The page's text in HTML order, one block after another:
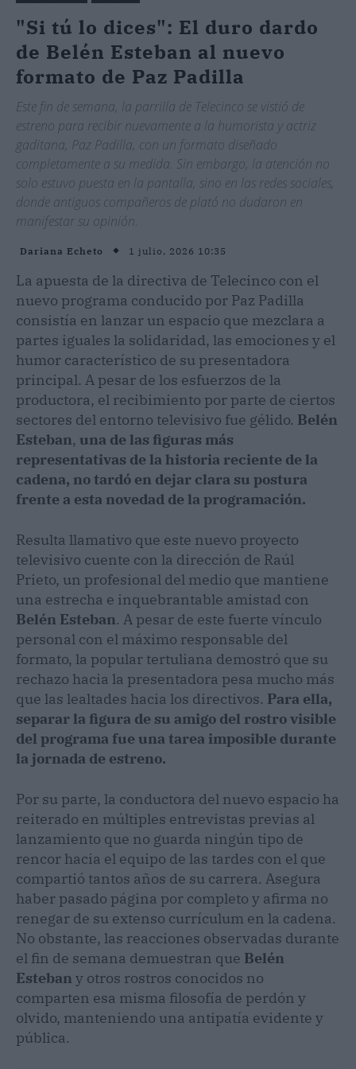
"Si tú lo dices": El duro dardo
de Belén Esteban al nuevo
formato de Paz Padilla
Este fin de semana, la parrilla de Telecinco se vistió de
estreno para recibir nuevamente a la humorista y actriz
gaditana, Paz Padilla, con un formato diseñado
completamente a su medida. Sin embargo, la atención no
solo estuvo puesta en la pantalla, sino en las redes sociales,
donde antiguos compañeros de plató no dudaron en
manifestar su opinión.
Dariana Echeto 1 julio, 2026 10:35
La apuesta de la directiva de Telecinco con el
nuevo programa conducido por Paz Padilla
consistía en lanzar un espacio que mezclara a
partes iguales la solidaridad, las emociones y el
humor característico de su presentadora
principal. A pesar de los esfuerzos de la
productora, el recibimiento por parte de ciertos
sectores del entorno televisivo fue gélido. Belén
Esteban, una de las figuras más
representativas de la historia reciente de la
cadena, no tardó en dejar clara su postura
frente a esta novedad de la programación.
Resulta llamativo que este nuevo proyecto
televisivo cuente con la dirección de Raúl
Prieto, un profesional del medio que mantiene
una estrecha e inquebrantable amistad con
Belén Esteban. A pesar de este fuerte vínculo
personal con el máximo responsable del
formato, la popular tertuliana demostró que su
rechazo hacia la presentadora pesa mucho más
que las lealtades hacia los directivos. Para ella,
separar la figura de su amigo del rostro visible
del programa fue una tarea imposible durante
la jornada de estreno.
Por su parte, la conductora del nuevo espacio ha
reiterado en múltiples entrevistas previas al
lanzamiento que no guarda ningún tipo de
rencor hacia el equipo de las tardes con el que
compartió tantos años de su carrera. Asegura
haber pasado página por completo y afirma no
renegar de su extenso currículum en la cadena.
No obstante, las reacciones observadas durante
el fin de semana demuestran que Belén
Esteban y otros rostros conocidos no
comparten esa misma filosofía de perdón y
olvido, manteniendo una antipatía evidente y
pública.